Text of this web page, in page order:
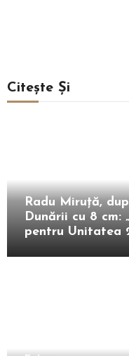
Citește Și
Radu Miruță,
Dunării cu 8 cm:
pentru Unitatea